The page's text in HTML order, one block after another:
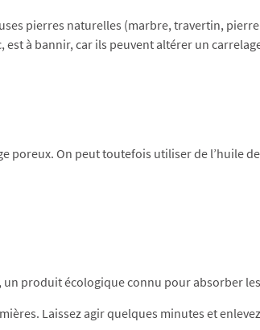
pierres naturelles (marbre, travertin,
à bannir, car ils peuvent altérer un
poreux. On peut toutefois utiliser de l’huile
produit écologique connu pour absorber
Laissez agir quelques minutes et